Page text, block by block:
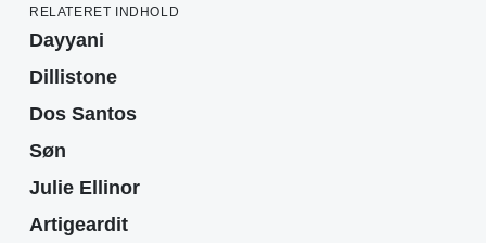
RELATERET INDHOLD
Dayyani
Dillistone
Dos Santos
Søn
Julie Ellinor
Artigeardit